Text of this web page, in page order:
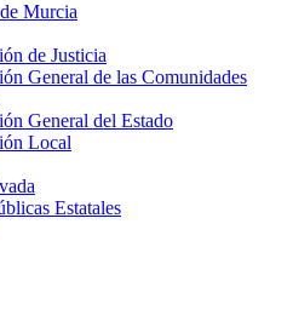
Murcia
de Justicia
General de las Comunidades
General del Estado
Local
Estatales